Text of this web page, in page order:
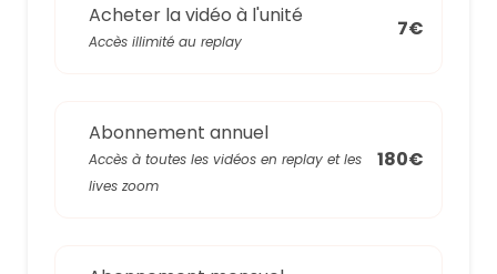
Acheter la vidéo à l'unité
Accès illimité au replay
7€
Abonnement annuel
Accès à toutes les vidéos en replay et les
lives zoom
180€